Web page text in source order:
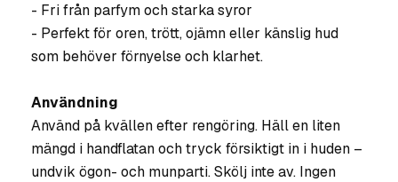
- Fri från parfym och starka syror
- Perfekt för oren, trött, ojämn eller känslig hud
som behöver förnyelse och klarhet.
Användning
Använd på kvällen efter rengöring. Häll en liten
mängd i handflatan och tryck försiktigt in i huden –
undvik ögon- och munparti. Skölj inte av. Ingen